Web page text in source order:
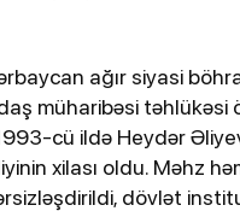
ağır siyasi
müharibəsi təhlükəsi
cü ildə Heydər
xilası oldu. Məhz
dövlət